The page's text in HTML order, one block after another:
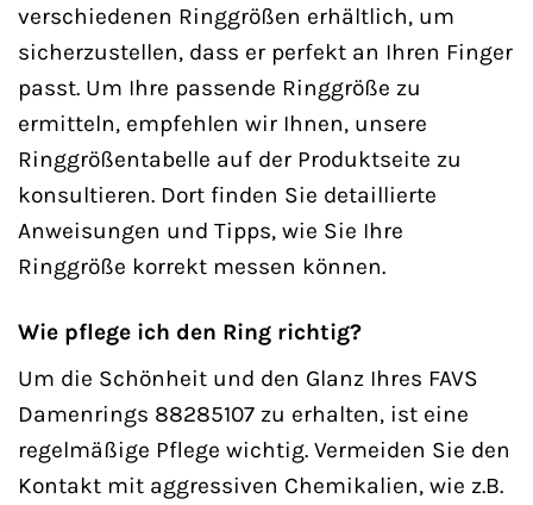
verschiedenen Ringgrößen erhältlich, um
sicherzustellen, dass er perfekt an Ihren Finger
passt. Um Ihre passende Ringgröße zu
ermitteln, empfehlen wir Ihnen, unsere
Ringgrößentabelle auf der Produktseite zu
konsultieren. Dort finden Sie detaillierte
Anweisungen und Tipps, wie Sie Ihre
Ringgröße korrekt messen können.
Wie pflege ich den Ring richtig?
Um die Schönheit und den Glanz Ihres FAVS
Damenrings 88285107 zu erhalten, ist eine
regelmäßige Pflege wichtig. Vermeiden Sie den
Kontakt mit aggressiven Chemikalien, wie z.B.